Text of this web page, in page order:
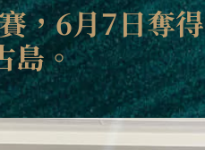
，6月7日奪
島。